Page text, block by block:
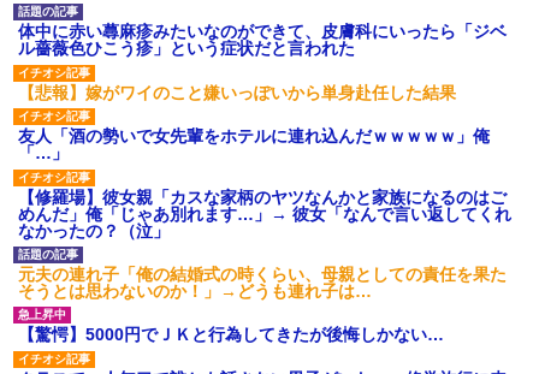
体中に赤い蕁麻疹みたいなのができて、皮膚科にいったら「ジベ
ル薔薇色ひこう疹」という症状だと言われた
【悲報】嫁がワイのこと嫌いっぽいから単身赴任した結果
友人「酒の勢いで女先輩をホテルに連れ込んだｗｗｗｗｗ」俺
「…」
【修羅場】彼女親「カスな家柄のヤツなんかと家族になるのはご
めんだ」俺「じゃあ別れます…」→ 彼女「なんで言い返してくれ
なかったの？（泣」
元夫の連れ子「俺の結婚式の時くらい、母親としての責任を果た
そうとは思わないのか！」→どうも連れ子は…
【驚愕】5000円でＪＫと行為してきたが後悔しかない…